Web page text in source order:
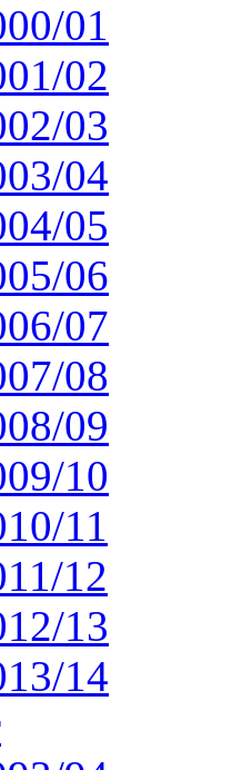
01
02
03
04
05
06
07
08
09
10
11
12
13
14